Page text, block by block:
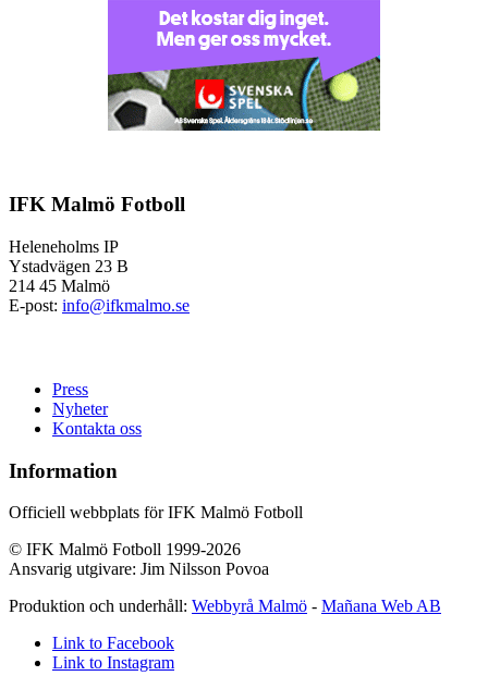
IFK Malmö Fotboll
Heleneholms IP
Ystadvägen 23 B
214 45 Malmö
E-post: info@ifkmalmo.se
Press
Nyheter
Kontakta oss
Information
Officiell webbplats för IFK Malmö Fotboll
© IFK Malmö Fotboll 1999-2026
Ansvarig utgivare: Jim Nilsson Povoa
Produktion och underhåll: Webbyrå Malmö - Mañana Web AB
Link to Facebook
Link to Instagram